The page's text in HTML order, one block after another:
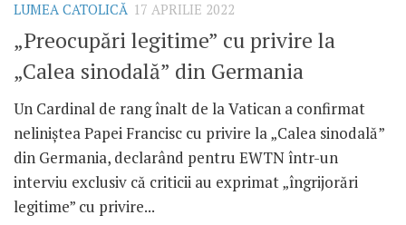
LUMEA CATOLICĂ 17 APRILIE 2022
„Preocupări legitime” cu privire la
„Calea sinodală” din Germania
Un Cardinal de rang înalt de la Vatican a confirmat
neliniștea Papei Francisc cu privire la „Calea sinodală”
din Germania, declarând pentru EWTN într-un
interviu exclusiv că criticii au exprimat „îngrijorări
legitime” cu privire...